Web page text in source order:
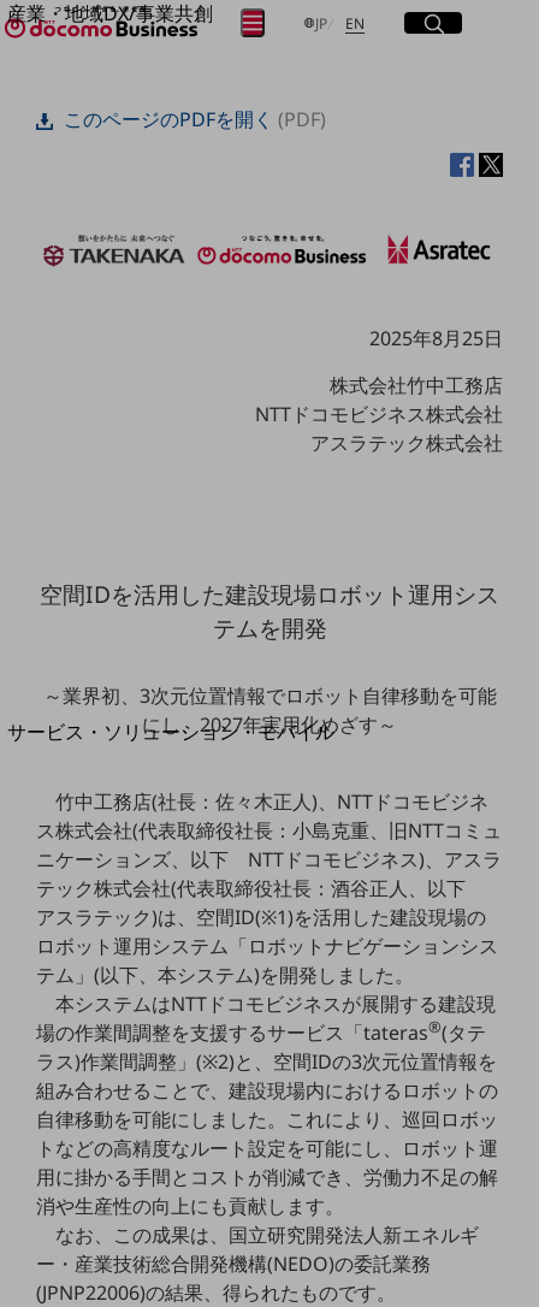
産業・地域DX/事業共創
OPEN HUB for Plural Futures
OPEN HUB for Plural Futuresとは
Smart World
LGPF(Local Government Platform)
サービス・ソリューション・モバイル
DXに関する課題を解決する
サービス・ソリューションをご紹介
カテゴリーで探す
カテゴリーで探すTOP
ネットワーク・モバイル
クラウド・データセンター
電話・映像コミュニケーション
セキュリティ
データ利活用
運用管理
JP日本語
EN Englishサイト内検索
開く
メニュー
開く
フリーワードを入力して探す
フリーワードでNTTドコモビジネスの
取り組みを検索
検索する
このページのPDFを開く(PDF)
2025年8月25日
株式会社竹中工務店
NTTドコモビジネス株式会社
アスラテック株式会社
空間IDを活用した建設現場ロボット運用シス
テムを開発
～業界初、3次元位置情報でロボット自律移動を可能
にし、2027年実用化めざす～
竹中工務店(社長：佐々木正人)、NTTドコモビジネ
ス株式会社(代表取締役社長：小島克重、旧NTTコミュ
ニケーションズ、以下 NTTドコモビジネス)、アスラ
テック株式会社(代表取締役社長：酒谷正人、以下
アスラテック)は、空間ID(※1)を活用した建設現場の
ロボット運用システム「ロボットナビゲーションシス
テム」(以下、本システム)を開発しました。
本システムはNTTドコモビジネスが展開する建設現
場の作業間調整を支援するサービス「tateras®(タテ
ラス)作業間調整」(※2)と、空間IDの3次元位置情報を
組み合わせることで、建設現場内におけるロボットの
自律移動を可能にしました。これにより、巡回ロボッ
トなどの高精度なルート設定を可能にし、ロボット運
用に掛かる手間とコストが削減でき、労働力不足の解
消や生産性の向上にも貢献します。
なお、この成果は、国立研究開発法人新エネルギ
ー・産業技術総合開発機構(NEDO)の委託業務
(JPNP22006)の結果、得られたものです。